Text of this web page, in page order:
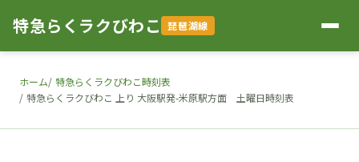
特急らくラクびわこ 琵琶湖線
ホーム 特急らくラクびわこ時刻表
特急らくラクびわこ 上り 大阪駅発-米原駅方面 土曜日時刻表